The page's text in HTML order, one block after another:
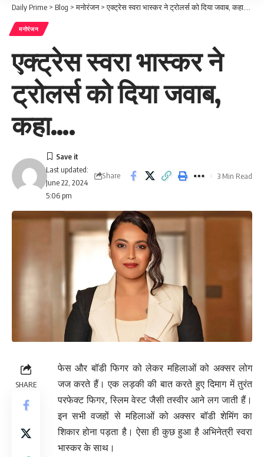
Daily Prime > Blog >मनोरंजन>एक्ट्रेस स्वरा भास्कर ने ट्रोलर्स को दिया जवाब, कहा….
मनोरंजन
एक्ट्रेस स्वरा भास्कर ने
ट्रोलर्स को दिया जवाब,
कहा….
Last updated:
June 22, 2024
5:06 pm
Share 3 Min Read
SHARE
फेस और बॉडी फिगर को लेकर महिलाओं को अक्सर लोग
जज करते हैं। एक लड़की की बात करते हुए दिमाग में तुरंत
परफेक्ट फिगर, स्लिम वेस्ट जैसी तस्वीर आने लग जाती हैं।
इन सभी वजहों से महिलाओं को अक्सर बॉडी शेमिंग का
शिकार होना पड़ता है। ऐसा ही कुछ हुआ है अभिनेत्री स्वरा
भास्कर के साथ।